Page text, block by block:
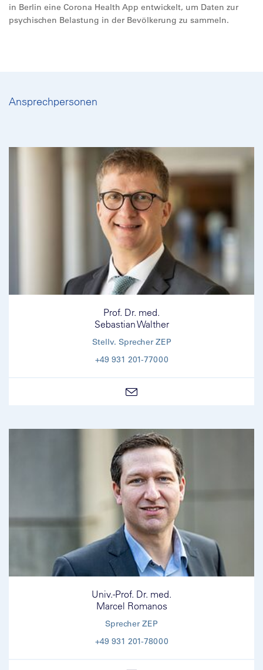
in Berlin eine Corona Health App entwickelt, um Daten zur
psychischen Belastung in der Bevölkerung zu sammeln.
Ansprechpersonen
Prof. Dr. med.
Sebastian Walther
Stellv. Sprecher ZEP
+49 931 201-77000
Univ.-Prof. Dr. med.
Marcel Romanos
Sprecher ZEP
+49 931 201-78000